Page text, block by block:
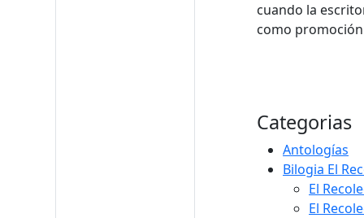
cuando la
como
Categorias
Antologías
Bilogia El
El
El